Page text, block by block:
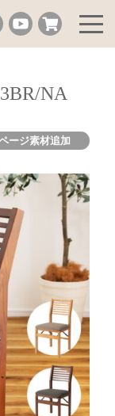
NA
ージ素材追加